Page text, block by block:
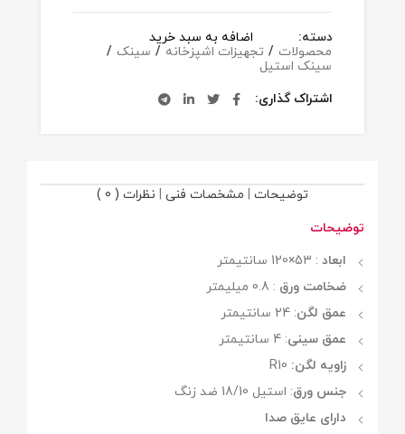
اضافه به سبد خرید
دسته:
محصولات / تجهیزات اشپزخانه / سینک /
سینک استیل
اشتراک گذاری
توضیحات مشخصات فنی
نظرات ( 0 )
توضیحات
ابعاد : 53×120 سانتیمتر
ضخامت ورق : 0.8 میلیمتر
عمق لگن: 24 سانتیمتر
عمق سینی: 4 سانتیمتر
زاویه لگن:
جنس ورق: استیل 18/10 ضد زنگ
دارای عایق صدا